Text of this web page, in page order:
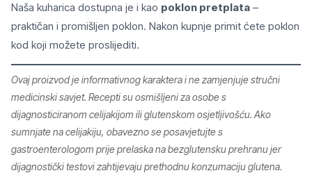
Naša kuharica dostupna je i kao poklon pretplata –
praktičan i promišljen poklon. Nakon kupnje primit ćete poklon
kod koji možete proslijediti.
Ovaj proizvod je informativnog karaktera i ne zamjenjuje stručni
medicinski savjet. Recepti su osmišljeni za osobe s
dijagnosticiranom celijakijom ili glutenskom osjetljivošću. Ako
sumnjate na celijakiju, obavezno se posavjetujte s
gastroenterologom prije prelaska na bezglutensku prehranu jer
dijagnostički testovi zahtijevaju prethodnu konzumaciju glutena.